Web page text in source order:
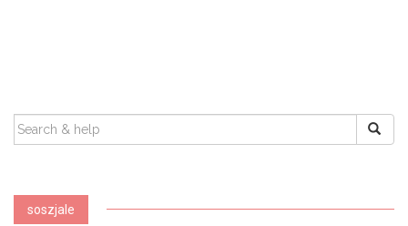
SEARCH
FOR:
soszjale